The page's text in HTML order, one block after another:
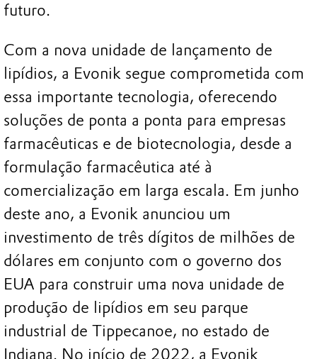
futuro.
Com a nova unidade de lançamento de
lipídios, a Evonik segue comprometida com
essa importante tecnologia, oferecendo
soluções de ponta a ponta para empresas
farmacêuticas e de biotecnologia, desde a
formulação farmacêutica até à
comercialização em larga escala. Em junho
deste ano, a Evonik anunciou um
investimento de três dígitos de milhões de
dólares em conjunto com o governo dos
EUA para construir uma nova unidade de
produção de lipídios em seu parque
industrial de Tippecanoe, no estado de
Indiana. No início de 2022, a Evonik